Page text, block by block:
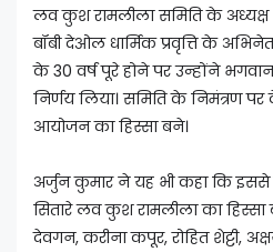
लव कुश रामलीला समिति के अध्यक्ष
बॉबी देओल धार्मिक प्रवृत्ति के
के 30 वर्ष पूरे होने पर उन्होंने
निर्णय लिया। समिति के निमंत्रण
आयोजन का हिस्सा बने।
अर्जुन कुमार ने यह भी कहा कि
सितारे लव कुश रामलीला का
देवगन, करीना कपूर, रोहित शेट्टी,